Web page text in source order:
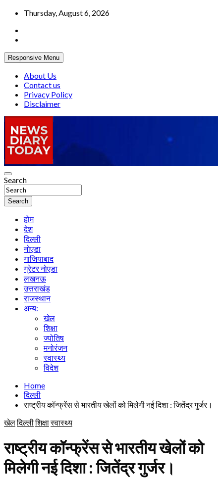
Skip
content
Thursday, August 6, 2026
Responsive Menu
About Us
Contact us
Privacy Policy
Disclaimer
News Diary Today
Truth be told
Search
Search
होम
देश
दिल्ली
नोएडा
गाजियाबाद
ग्रेटर नोएडा
लखनऊ
उत्तराखंड
राजस्थान
अन्य:
खेल
शिक्षा
ज्योतिष
मनोरंजन
स्वास्थ्य
विदेश
Home
दिल्ली
राष्ट्रीय कॉन्फ्रेंस से भारतीय खेलों को मिलेगी नई दिशा : जितेंद्र गुर्जर।
खेलदिल्लीशिक्षास्वास्थ्य
राष्ट्रीय कॉन्फ्रेंस से भारतीय खेलों को
मिलेगी नई दिशा : जितेंद्र गुर्जर।